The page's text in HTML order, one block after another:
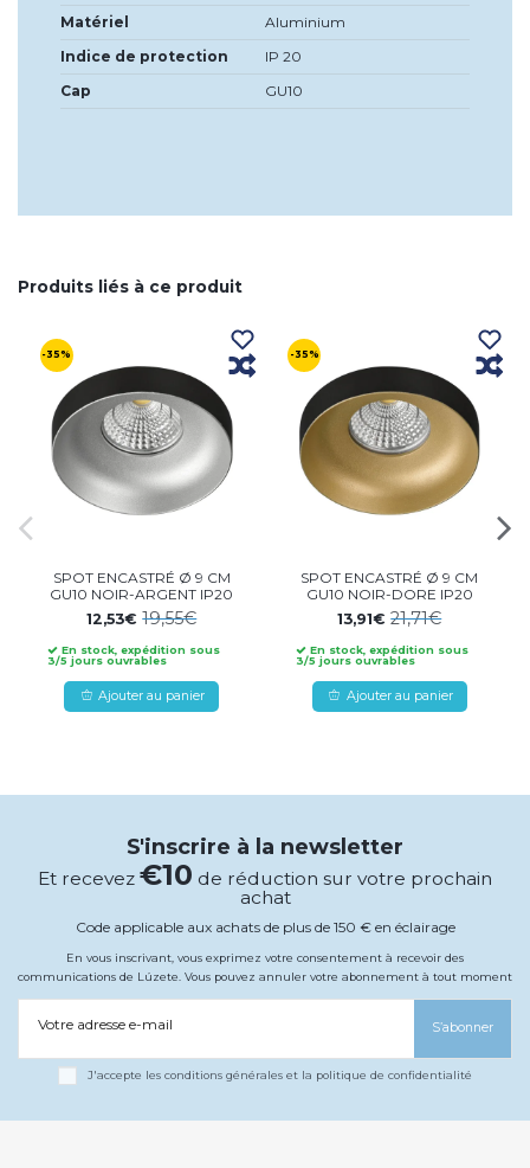
Matériel
Aluminium
Indice de protection
IP 20
Cap
GU10
Produits liés à ce produit
-35%
SPOT ENCASTRÉ Ø 9 CM
GU10 NOIR-ARGENT IP20
12,53€19,55€
En stock, expédition sous
3/5 jours ouvrables
Ajouter au panier
-35%
SPOT ENCASTRÉ Ø 9 CM
GU10 NOIR-DORE IP20
13,91€21,71€
En stock, expédition sous
3/5 jours ouvrables
Ajouter au panier
S'inscrire à la newsletter
Et recevez €10 de réduction sur votre prochain
achat
Code applicable aux achats de plus de 150 € en éclairage
En vous inscrivant, vous exprimez votre consentement à recevoir des
communications de Lúzete. Vous pouvez annuler votre abonnement à tout moment
Votre adresse e-mail S’abonner
J'accepte les conditions générales et la politique de confidentialité